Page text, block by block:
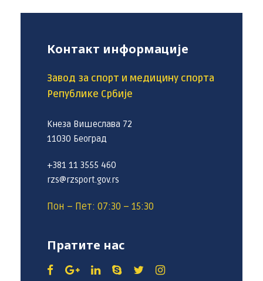
Контакт информације
Завод за спорт и медицину спорта
Републике Србије
Кнеза Вишеслава 72
11030 Београд
+381 11 3555 460
rzs@rzsport.gov.rs
Пон – Пет: 07:30 – 15:30
Пратите нас